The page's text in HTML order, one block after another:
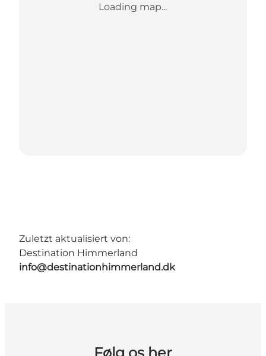
Loading map...
Zuletzt aktualisiert von:
Destination Himmerland
info@destinationhimmerland.dk